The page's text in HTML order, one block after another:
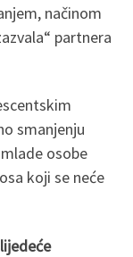
načinom
partnera
smanjenju
osobe
koji se neće